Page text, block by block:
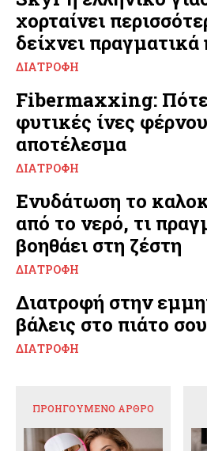
χορταίνει
δείχνει πραγματικά
ΔΙΑΤΡΟΦΉ
Fibermaxxing: Πότε
φυτικές ίνες
αποτέλεσμα
ΔΙΑΤΡΟΦΉ
Ενυδάτωση το
από το νερό, τι
βοηθάει στη ζέστη
ΔΙΑΤΡΟΦΉ
Διατροφή στην
βάλεις στο πιάτο
ΔΙΑΤΡΟΦΉ
ΠΡΟΗΓΟΎΜΕΝΟ ΆΡΘΡΟ